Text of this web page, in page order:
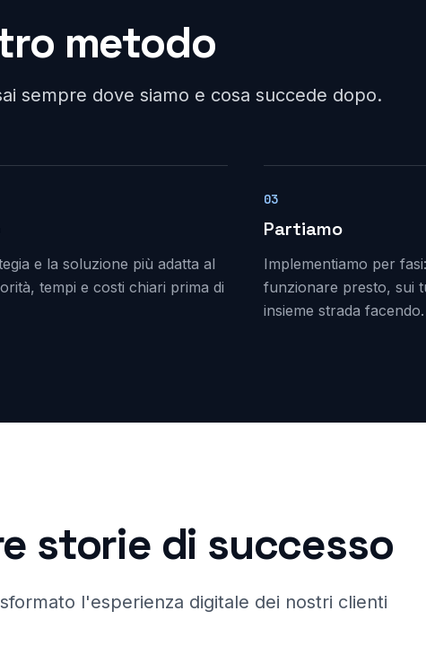
metodo
sempre dove siamo e cosa succede dopo.
e la soluzione più adatta al
tempi e costi chiari prima di
03
Partiamo
Implementiamo per
funzionare presto, sui
insieme strada facendo.
storie di successo
l'esperienza digitale dei nostri clienti